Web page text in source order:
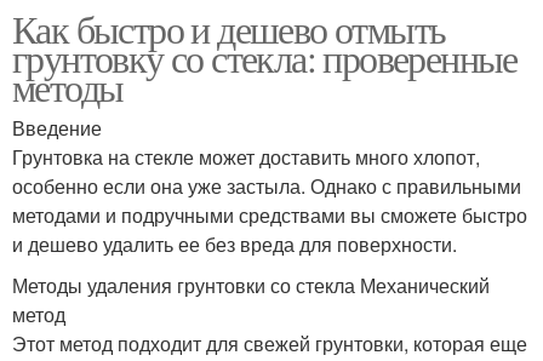
Как быстро и дешево отмыть
грунтовку со стекла: проверенные
методы
Введение
Грунтовка на стекле может доставить много хлопот,
особенно если она уже застыла. Однако с правильными
методами и подручными средствами вы сможете быстро
и дешево удалить ее без вреда для поверхности.
Методы удаления грунтовки со стекла Механический
метод
Этот метод подходит для свежей грунтовки, которая еще